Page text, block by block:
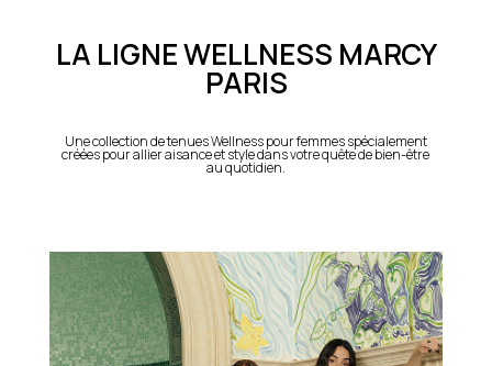
LA LIGNE WELLNESS MARCY
PARIS
Une collection de tenues Wellness pour femmes spécialement
créées pour allier aisance et style dans votre quête de bien-être
au quotidien.